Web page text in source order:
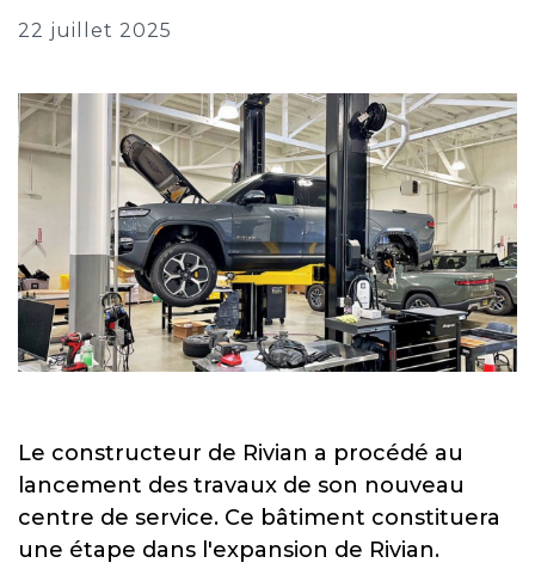
22 juillet 2025
Le constructeur de Rivian a procédé au
lancement des travaux de son nouveau
centre de service. Ce bâtiment constituera
une étape dans l'expansion de Rivian.